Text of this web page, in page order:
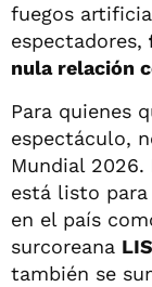
fuegos
espectadores,
nula relación
Para quienes
espectáculo,
Mundial 2026.
está listo
en el país
surcoreana
también se